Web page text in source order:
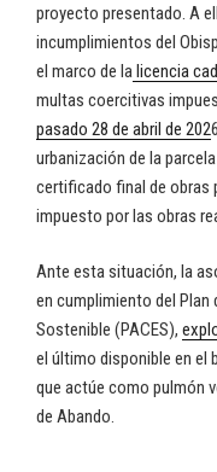
proyecto presentado. A
incumplimientos del
el marco de lalicencia
multas coercitivas
pasado 28 de abril de 202
urbanización de la
certificado final de obras
impuesto por las obras
Ante esta situación, la
en cumplimiento del Plan
Sostenible (PACES),
el último disponible en el
que actúe como pulmón
de Abando.